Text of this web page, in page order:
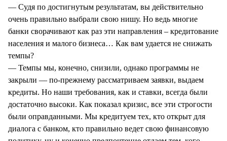
— Судя по достигнутым результатам, вы действительно
очень правильно выбрали свою нишу. Но ведь многие
банки сворачивают как раз эти направления – кредитование
населения и малого бизнеса… Как вам удается не снижать
темпы?
— Темпы мы, конечно, снизили, однако программы не
закрыли — по-прежнему рассматриваем заявки, выдаем
кредиты. Но наши требования, как и ставки, всегда были
достаточно высоки. Как показал кризис, все эти строгости
были оправданными. Мы кредитуем тех, кто открыт для
диалога с банком, кто правильно ведет свою финансовую